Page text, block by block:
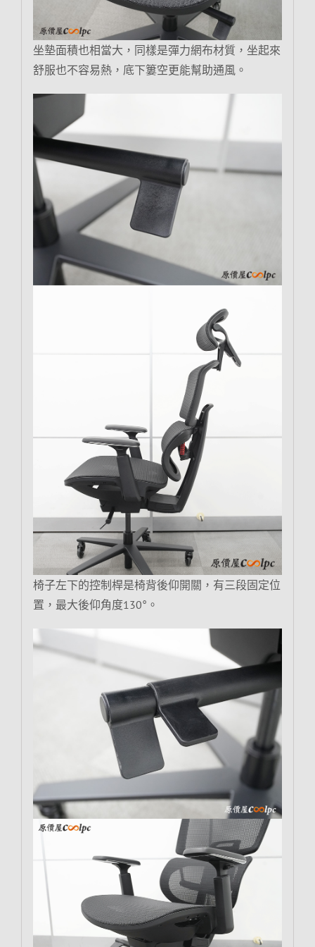
坐墊面積也相當大，同樣是彈力網布材質，坐起來
舒服也不容易熱，底下簍空更能幫助通風。
椅子左下的控制桿是椅背後仰開關，有三段固定位
置，最大後仰角度130°。